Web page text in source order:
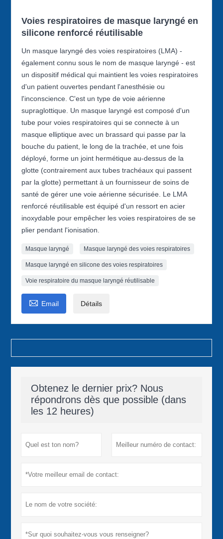
Voies respiratoires de masque laryngé en
silicone renforcé réutilisable
Un masque laryngé des voies respiratoires (LMA) -
également connu sous le nom de masque laryngé - est
un dispositif médical qui maintient les voies respiratoires
d'un patient ouvertes pendant l'anesthésie ou
l'inconscience. C'est un type de voie aérienne
supraglottique. Un masque laryngé est composé d'un
tube pour voies respiratoires qui se connecte à un
masque elliptique avec un brassard qui passe par la
bouche du patient, le long de la trachée, et une fois
déployé, forme un joint hermétique au-dessus de la
glotte (contrairement aux tubes trachéaux qui passent
par la glotte) permettant à un fournisseur de soins de
santé de gérer une voie aérienne sécurisée. Le LMA
renforcé réutilisable est équipé d'un ressort en acier
inoxydable pour empêcher les voies respiratoires de se
plier pendant l'ionisation.
Masque laryngé Masque laryngé des voies respiratoires
Masque laryngé en silicone des voies respiratoires
Voie respiratoire du masque laryngé réutilisable
 Email Détails
Obtenez le dernier prix? Nous
répondrons dès que possible (dans
les 12 heures)